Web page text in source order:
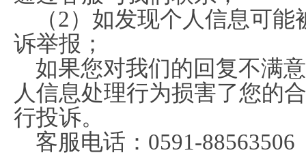
（2）如发现个人信息可
诉举报；
如果您对我们的回复不满
人信息处理行为损害了您的
行投诉。
客服电话：0591-88563506